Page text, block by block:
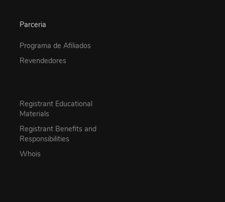
Parceria
Programa de Afiliados
Revendedores
Registrant Educational
Materials
Registrant Benefits and
Responsibilities
Whois